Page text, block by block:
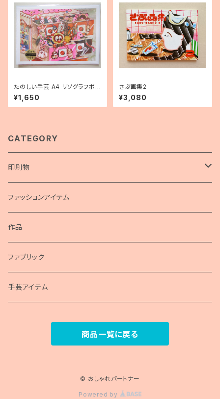
たのしい手芸 A4 リソグラフポス
ター
¥1,650
さぶ画集2
¥3,080
CATEGORY
印刷物
画集
ポスター
包装紙
ファッションアイテム
作品
ファブリック
手芸アイテム
商品一覧に戻る
© おしゃれパートナー
Powered by